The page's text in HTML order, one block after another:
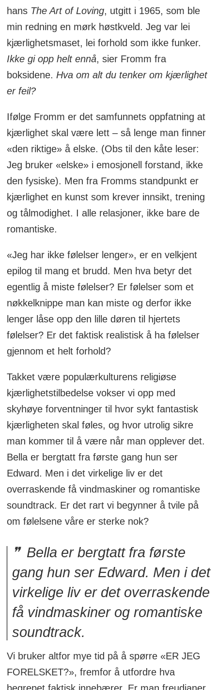
hans The Art of Loving, utgitt i 1965, som ble
min redning en mørk høstkveld. Jeg var lei
kjærlighetsmaset, lei forhold som ikke funker.
Ikke gi opp helt ennå, sier Fromm fra
boksidene. Hva om alt du tenker om kjærlighet
er feil?
Ifølge Fromm er det samfunnets oppfatning at
kjærlighet skal være lett – så lenge man finner
«den riktige» å elske. (Obs til den kåte leser:
Jeg bruker «elske» i emosjonell forstand, ikke
den fysiske). Men fra Fromms standpunkt er
kjærlighet en kunst som krever innsikt, trening
og tålmodighet. I alle relasjoner, ikke bare de
romantiske.
«Jeg har ikke følelser lenger», er en velkjent
epilog til mang et brudd. Men hva betyr det
egentlig å miste følelser? Er følelser som et
nøkkelknippe man kan miste og derfor ikke
lenger låse opp den lille døren til hjertets
følelser? Er det faktisk realistisk å ha følelser
gjennom et helt forhold?
Takket være populærkulturens religiøse
kjærlighetstilbedelse vokser vi opp med
skyhøye forventninger til hvor sykt fantastisk
kjærligheten skal føles, og hvor utrolig sikre
man kommer til å være når man opplever det.
Bella er bergtatt fra første gang hun ser
Edward. Men i det virkelige liv er det
overraskende få vindmaskiner og romantiske
soundtrack. Er det rart vi begynner å tvile på
om følelsene våre er sterke nok?
Bella er bergtatt fra første
gang hun ser Edward. Men i det
virkelige liv er det overraskende
få vindmaskiner og romantiske
soundtrack.
Vi bruker altfor mye tid på å spørre «ER JEG
FORELSKET?», fremfor å utfordre hva